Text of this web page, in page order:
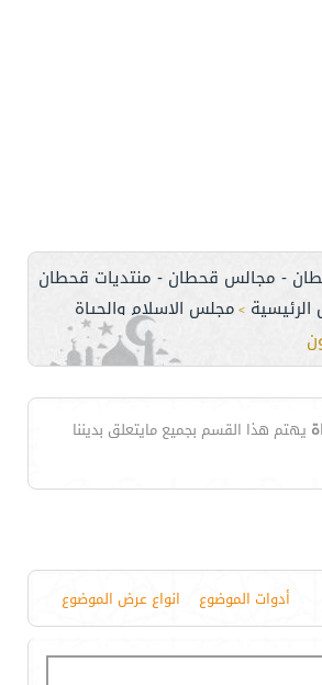
- مجالس قحطان - منتديات قحطان
> مجلس الإسلام والحياة
يهتم هذا القسم بجميع مايتعلق بديننا
أدوات الموضوع انواع عرض الموضوع